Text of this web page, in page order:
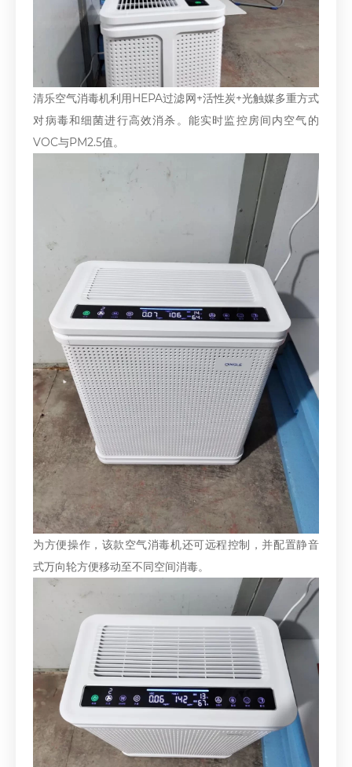
清乐空气消毒机利用HEPA过滤网+活性炭+光触媒多重方式
对病毒和细菌进行高效消杀。能实时监控房间内空气的
VOC与PM2.5值。
为方便操作，该款空气消毒机还可远程控制，并配置静音
式万向轮方便移动至不同空间消毒。